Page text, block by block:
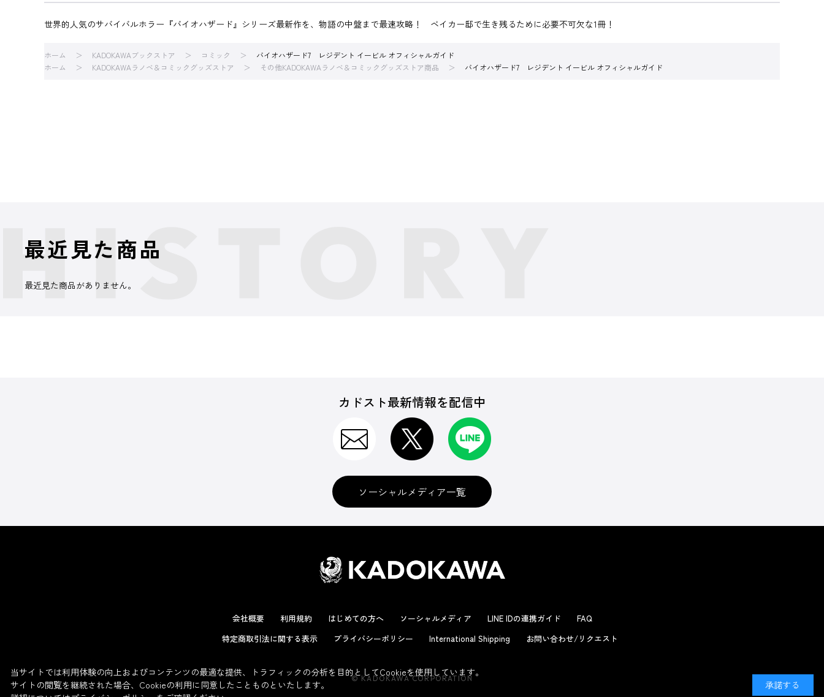
世界的人気のサバイバルホラー『バイオハザード』シリーズ最新作を、物語の中盤まで最速攻略！ ベイカー邸で生き残るために必要不可欠な1冊！
ホーム KADOKAWAブックストア コミック
バイオハザード7 レジデント イービル オフィシャルガイド
ホーム
KADOKAWAラノベ＆コミックグッズストア その他KADOKAWAラノベ＆コミックグッズストア商品 バイオハザード7 レジデント イービル オフィシャルガイド
最近見た商品
最近見た商品がありません。
カドスト最新情報を配信中
ソーシャルメディア一覧
会社概要 利用規約 はじめての方へ ソーシャルメディア LINE IDの連携ガイド
FAQ
特定商取引法に関する表示
プライバシーポリシー International Shipping お問い合わせ/リクエスト
© KADOKAWA CORPORATION
当サイトでは利用体験の向上およびコンテンツの最適な提供、トラフィックの分析を目的としてCookieを使用しています。
サイトの閲覧を継続された場合、Cookieの利用に同意したことものといたします。
承諾する